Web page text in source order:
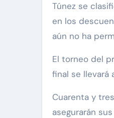
Túnez se
en los
aún no ha
El torneo del
final se llevará
Cuarenta y
asegurarán